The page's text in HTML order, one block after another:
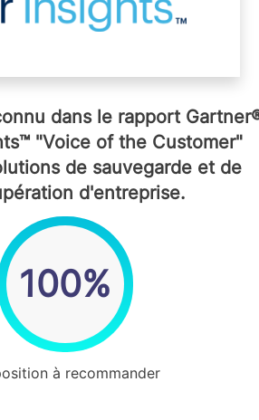
dans le rapport
"Voice of the Customer"
de sauvegarde et de
d'entreprise.
100%
à recommander